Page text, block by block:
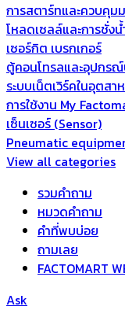
การสตาร์ทและควบคุม
โหลดเซลล์และการชั่ง
เซอร์กิต เบรกเกอร์
ตู้คอนโทรลและอุปกร
ระบบเน็ตเวิร์คในอุตสา
การใช้งาน My
เซ็นเซอร์ (Sensor)
Pneumatic
View all categories
รวมคำถาม
หมวดคำถาม
คำที่พบบ่อย
ถามเลย
FACTOMART
Ask